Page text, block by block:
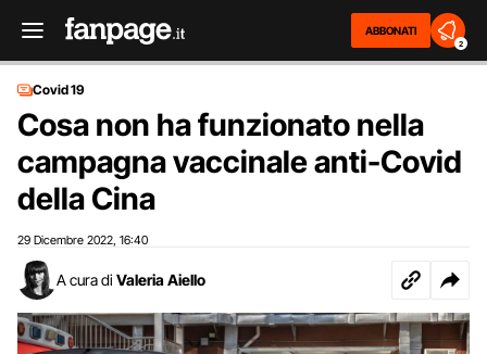
ABBONATI
2
Covid 19
Cosa non ha funzionato nella
campagna vaccinale anti-Covid
della Cina
29 Dicembre 2022 16:40
A cura di Valeria Aiello